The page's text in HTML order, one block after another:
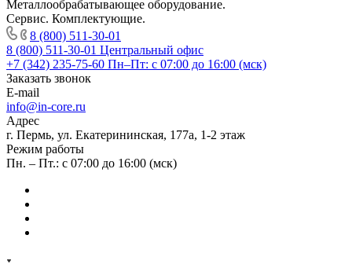
Металлообрабатывающее оборудование.
Сервис. Комплектующие.
8 (800) 511-30-01
8 (800) 511-30-01 Центральный офис
+7 (342) 235-75-60 Пн–Пт: с 07:00 до 16:00 (мск)
Заказать звонок
E-mail
info@in-core.ru
Адрес
г. Пермь, ул. ​Екатерининская, 177а, ​1-2 этаж
Режим работы
Пн. – Пт.: с 07:00 до 16:00 (мск)